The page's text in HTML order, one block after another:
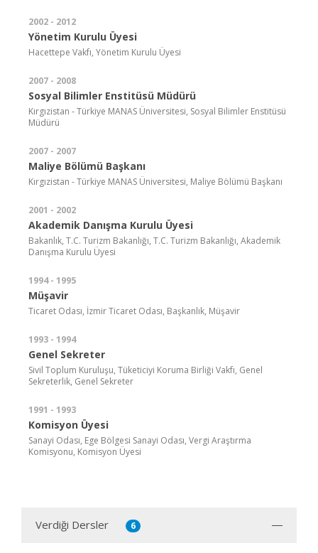
2002 - 2012
Yönetim Kurulu Üyesi
Hacettepe Vakfı, Yönetim Kurulu Üyesi
2007 - 2008
Sosyal Bilimler Enstitüsü Müdürü
Kırgızistan - Türkiye MANAS Üniversitesi, Sosyal Bilimler Enstitüsü
Müdürü
2007 - 2007
Maliye Bölümü Başkanı
Kırgızistan - Türkiye MANAS Üniversitesi, Maliye Bölümü Başkanı
2001 - 2002
Akademik Danışma Kurulu Üyesi
Bakanlık, T.C. Turizm Bakanlığı, T.C. Turizm Bakanlığı, Akademik
Danışma Kurulu Üyesi
1994 - 1995
Müşavir
Ticaret Odası, İzmir Ticaret Odası, Başkanlık, Müşavir
1993 - 1994
Genel Sekreter
Sivil Toplum Kuruluşu, Tüketiciyi Koruma Birliği Vakfı, Genel
Sekreterlik, Genel Sekreter
1991 - 1993
Komisyon Üyesi
Sanayi Odası, Ege Bölgesi Sanayi Odası, Vergi Araştırma
Komisyonu, Komisyon Üyesi
Verdiği Dersler 6